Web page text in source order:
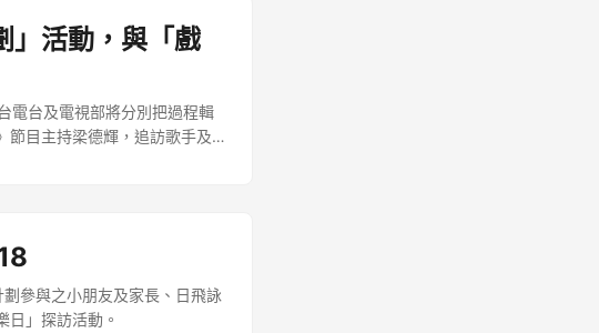
」活動，與「戲
電台及電視部將分別把過程輯
節目主持梁德輝，追訪歌手及
參與之小朋友及家長、日飛詠
日」探訪活動。